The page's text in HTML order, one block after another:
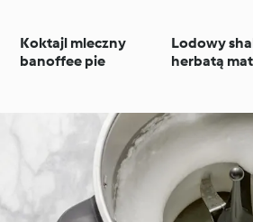
Koktajl mleczny
banoffee pie
Lodowy
herbatą